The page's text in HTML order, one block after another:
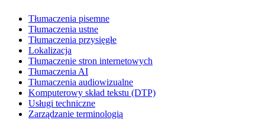
Tłumaczenia pisemne
Tłumaczenia ustne
Tłumaczenia przysięgłe
Lokalizacja
Tłumaczenie stron internetowych
Tłumaczenia AI
Tłumaczenia audiowizualne
Komputerowy skład tekstu (DTP)
Usługi techniczne
Zarządzanie terminologią